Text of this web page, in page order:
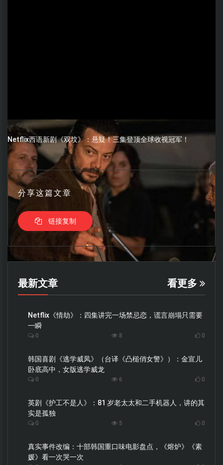
Netflix西语新剧《双坟》：悬疑！三集登顶全球收视冠军！
分享这篇文章
链接复制
最新文章 看更多
Netflix《情劫》：四集讲完一场禁忌恋，谎言崩塌只需要
一瞬
0 8 0
韩国喜剧《逃学威凤》（台译《凸槌俏女警》）：金宣儿
卧底高中，女版逃学威龙
0 6 0
英剧《护工不是人》：81 岁老太太和二手机器人，讲的其
实是孤独
0 5 0
真实事件改编：十部韩国重口味电影盘点，《熔炉》《素
媛》看一次哭一次